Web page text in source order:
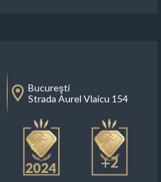
Bucureşti
Strada Aurel Vlaicu 154
+2